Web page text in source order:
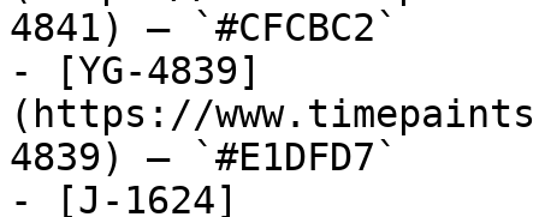
4841) — `#CFCBC2`
- [YG-4839]
(https://
4839) — `#E1DFD7`
- [J-1624]